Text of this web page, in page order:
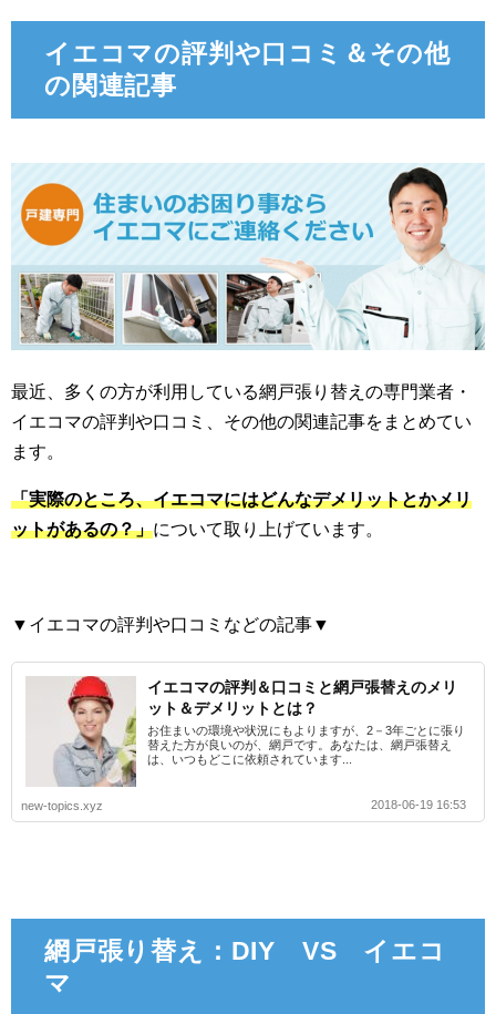
イエコマの評判や口コミ＆その他
の関連記事
最近、多くの方が利用している網戸張り替えの専門業者・
イエコマの評判や口コミ、その他の関連記事をまとめてい
ます。
「実際のところ、イエコマにはどんなデメリットとかメリ
ットがあるの？」について取り上げています。
▼イエコマの評判や口コミなどの記事▼
イエコマの評判＆口コミと網戸張替えのメリ
ット＆デメリットとは？
お住まいの環境や状況にもよりますが、2－3年ごとに張り
替えた方が良いのが、網戸です。あなたは、網戸張替え
は、いつもどこに依頼されています...
new-topics.xyz 2018-06-19 16:53
網戸張り替え：DIY VS イエコ
マ